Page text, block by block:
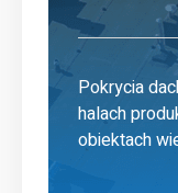
Pokrycia
halach
obiektach